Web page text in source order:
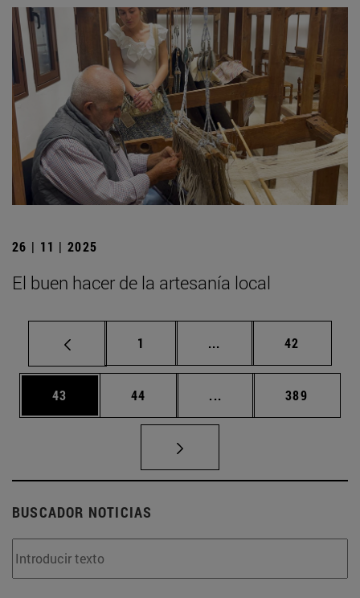
26 | 11 | 2025
El buen hacer de la artesanía local
Página
1 ... Páginas intermedias
Página
42
Página
43 Página
44 ... Páginas intermedias
Página
389
BUSCADOR NOTICIAS